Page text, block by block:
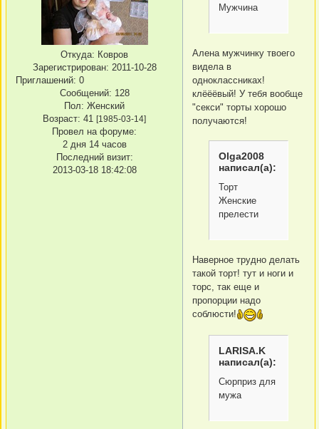
Откуда: Ковров
Зарегистрирован: 2011-10-28
Приглашений: 0
Сообщений: 128
Пол: Женский
Возраст: 41 [1985-03-14]
Провел на форуме:
2 дня 14 часов
Последний визит:
2013-03-18 18:42:08
Мужчина
Алена мужчинку твоего
видела в
одноклассниках!
клёёёвый! У тебя вообще
"секси" торты хорошо
получаются!
Olga2008
написал(а):
Торт
Женские
прелести
Наверное трудно делать
такой торт! тут и ноги и
торс, так еще и
пропорции надо
соблюсти!
LARISA.K
написал(а):
Сюрприз для
мужа